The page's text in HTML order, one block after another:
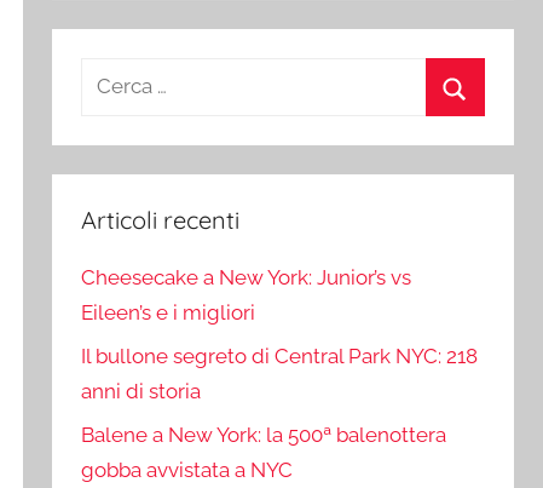
Ricerca
Articoli recenti
Cheesecake a New York: Junior’s vs
Eileen’s e i migliori
Il bullone segreto di Central Park NYC: 218
anni di storia
Balene a New York: la 500ª balenottera
gobba avvistata a NYC